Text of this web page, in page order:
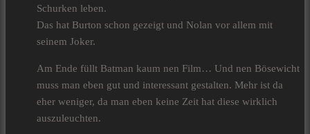
Schurken leben.
Das hat Burton schon gezeigt und Nolan vor allem mit
seinem Joker.
Am Ende füllt Batman kaum nen Film… Und nen Bösewicht
muss man eben gut und interessant gestalten. Mehr ist da
eher weniger, da man eben keine Zeit hat diese wirklich
auszuleuchten.